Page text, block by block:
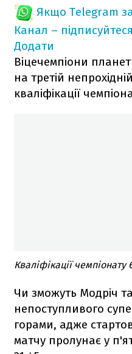
Якщо Telegram
Канал –
Додати
Віцечемпіони
на третій
кваліфікації
Кваліфікації чемпіонату
Чи зможуть Модріч
непоступливого
горами, адже
матчу пролунає у